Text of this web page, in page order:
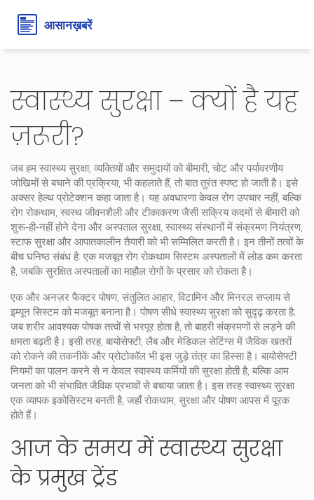
स्वास्थ्य सुरक्षा – क्यों है यह
ज़रूरी?
जब हम स्वास्थ्य सुरक्षा, व्यक्तियों और समुदायों को बीमारी, चोट और पर्यावरणीय
जोखिमों से बचाने की प्रक्रिया, भी कहलाते हैं, तो बात तुरंत स्पष्ट हो जाती है। इसे
अक्सर हेल्थ प्रोटेक्शन कहा जाता है। यह अवधारणा केवल रोग उपचार नहीं, बल्कि
रोग रोकथाम, स्वस्थ जीवनशैली और टीकाकरण जैसी सक्रिय कदमों से बीमारी को
शुरू‑ही‑नहीं होने देनाऔर अस्पताल सुरक्षा, स्वास्थ्य संस्थानों में संक्रमण नियंत्रण,
स्टाफ सुरक्षा और आपातकालीन तैयारीको भी सम्मिलित करती है। इन तीनों तत्वों के
बीच घनिष्ठ संबंध है: एक मजबूत रोग रोकथाम सिस्टम अस्पतालों में लोड कम करता
है, जबकि सुरक्षित अस्पतालों का माहौल रोगों के प्रसार को रोकता है।
एक और अनज़र फैक्टर पोषण, संतुलित आहार, विटामिन और मिनरल सप्लाय से
इम्यून सिस्टम को मजबूत बनानाहै। पोषण सीधे स्वास्थ्य सुरक्षा को सुदृढ़ करता है;
जब शरीर आवश्यक पोषक तत्वों से भरपूर होता है, तो बाहरी संक्रमणों से लड़ने की
क्षमता बढ़ती है। इसी तरह, बायोसेफ्टी, लैब और मेडिकल सेटिंग्स में जैविक खतरों
को रोकने की तकनीकें और प्रोटोकॉल भी इस जुड़े तंत्र का हिस्सा है। बायोसेफ्टी
नियमों का पालन करने से न केवल स्वास्थ्य कर्मियों की सुरक्षा होती है, बल्कि आम
जनता को भी संभावित जैविक प्रभावों से बचाया जाता है। इस तरहस्वास्थ्य सुरक्षा
एक व्यापक इकोसिस्टम बनती है, जहाँ रोकथाम, सुरक्षा और पोषण आपस में पूरक
होते हैं।
आज के समय में स्वास्थ्य सुरक्षा
के प्रमुख ट्रेंड